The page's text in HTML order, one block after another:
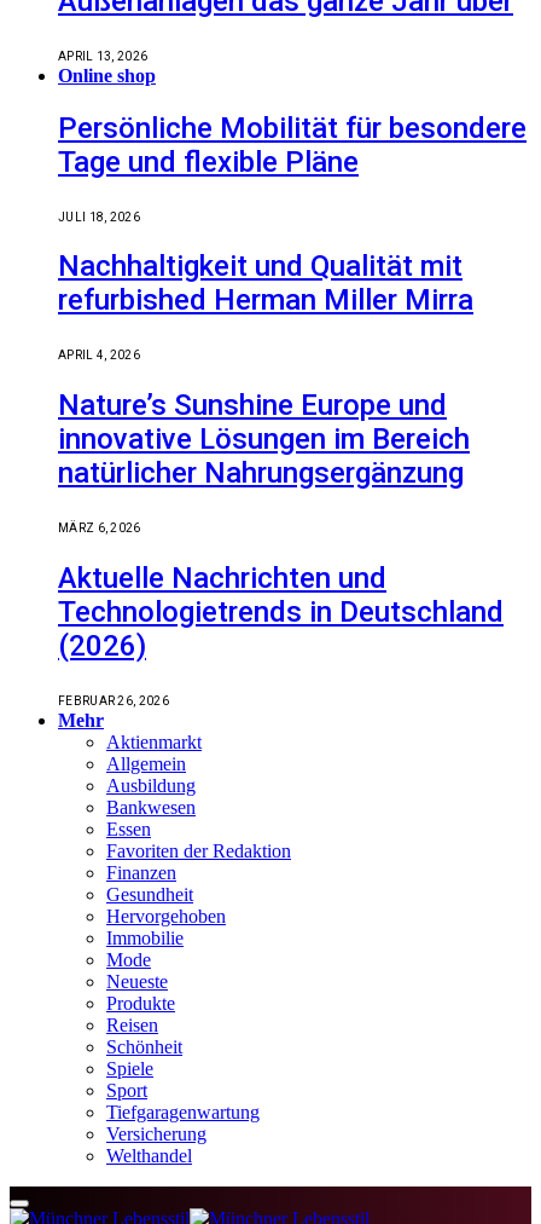
APRIL 13, 2026
Online shop
Persönliche Mobilität für besondere
Tage und flexible Pläne
JULI 18, 2026
Nachhaltigkeit und Qualität mit
refurbished Herman Miller Mirra
APRIL 4, 2026
Nature’s Sunshine Europe und
innovative Lösungen im Bereich
natürlicher Nahrungsergänzung
MÄRZ 6, 2026
Aktuelle Nachrichten und
Technologietrends in Deutschland
(2026)
FEBRUAR 26, 2026
Mehr
Aktienmarkt
Allgemein
Ausbildung
Bankwesen
Essen
Favoriten der Redaktion
Finanzen
Gesundheit
Hervorgehoben
Immobilie
Mode
Neueste
Produkte
Reisen
Schönheit
Spiele
Sport
Tiefgaragenwartung
Versicherung
Welthandel